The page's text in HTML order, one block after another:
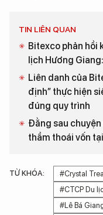
TIN LIÊN QUAN
Bitexco phản hồi
lịch Hương
Liên danh của
định” thực hiện
đúng quy trình
Đằng sau
thầm thoái vốn
TỪ KHÓA: #Crystal
#CTCP Du
#Lê Bá